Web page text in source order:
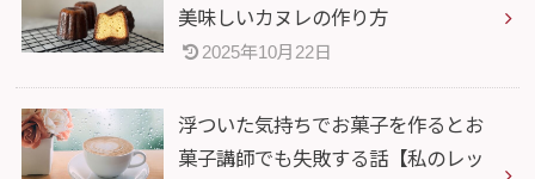
美味しいカヌレの作り方
2025年10月22日
浮ついた気持ちでお菓子を作るとお
菓子講師でも失敗する話【私のレッ